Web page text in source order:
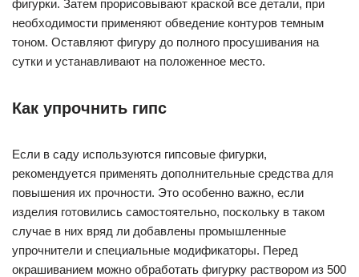
фигурки. Затем прорисовывают краской все детали, при
необходимости применяют обведение контуров темным
тоном. Оставляют фигуру до полного просушивания на
сутки и устанавливают на положенное место.
Как упрочнить гипс
Если в саду используются гипсовые фигурки,
рекомендуется применять дополнительные средства для
повышения их прочности. Это особенно важно, если
изделия готовились самостоятельно, поскольку в таком
случае в них вряд ли добавлены промышленные
упрочнители и специальные модификаторы. Перед
окрашиванием можно обработать фигурку раствором из 500